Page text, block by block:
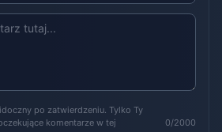
po zatwierdzeniu. Tylko Ty
komentarze w tej
0/2000